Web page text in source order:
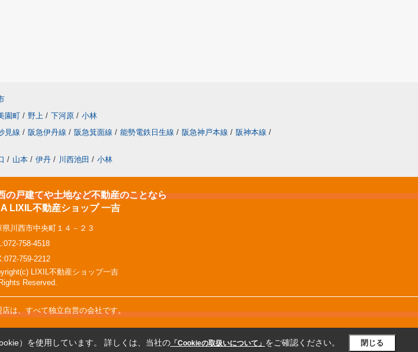
園町 / 野上 / 下河原 / 小林
見線 / 阪急伊丹線 / 阪急箕面線 / 能勢電鉄日生線 / 阪急神戸本線 / 阪神本線 /
/ 山本 / 伊丹 / 川西池田 / 小林
の戸建てや土地など不動産のことなら
LIXIL不動産ショップ 一吉
県川西市中央町１４－２３
758-4518
759-2212
LIXIL不動産ショップ一吉
Reserved.
は、すべて独立自営の会社です。
）を使用しています。 詳しくは、当社の「Cookieの取扱いについて」 をご確認ください。 閉じる